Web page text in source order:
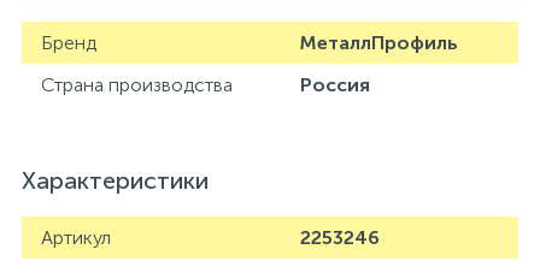
Бренд
МеталлПрофиль
Страна производства
Россия
Характеристики
Артикул
2253246